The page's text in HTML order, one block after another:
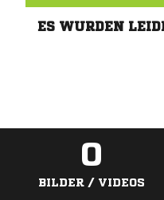
ES WURDEN
0
BILDER / VIDEOS